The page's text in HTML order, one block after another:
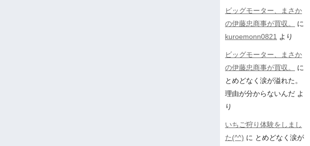
ビッグモーター、まさか
の伊藤忠商事が買収。
に
kuroemonn0821 より
ビッグモーター、まさか
の伊藤忠商事が買収。
に
とめどなく涙が溢れた。
理由が分からないんだ よ
り
いちご狩り体験をしまし
た(^^) に とめどなく涙が